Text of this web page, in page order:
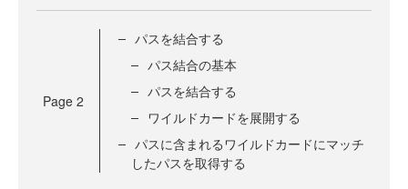
Page 2
パスを結合する
パス結合の基本
パスを結合する
ワイルドカードを展開する
パスに含まれるワイルドカードにマッチ
したパスを取得する